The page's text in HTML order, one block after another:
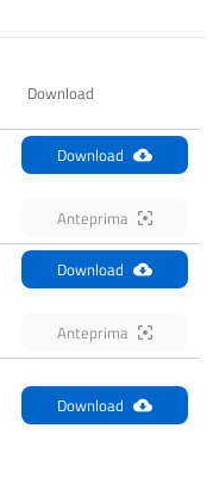
Download
Download
Anteprima
Download
Anteprima
Download